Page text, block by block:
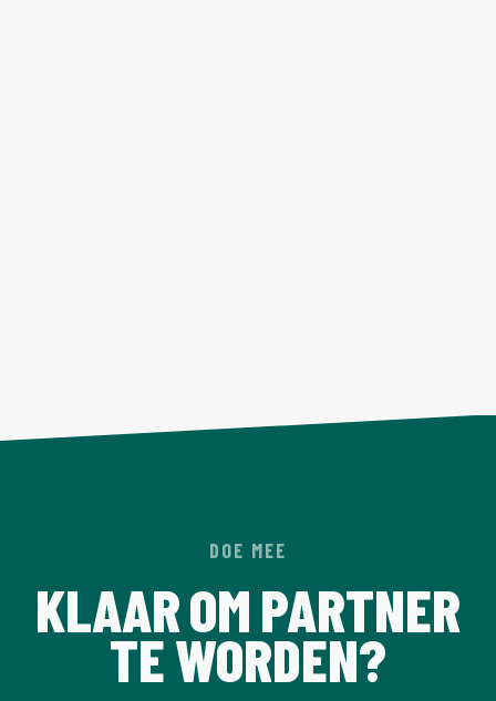
DOE MEE
KLAAR OM PARTNER
TE WORDEN?